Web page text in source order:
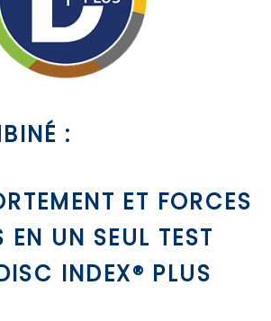
:
ET FORCES
EN UN SEUL TEST
INDEX® PLUS